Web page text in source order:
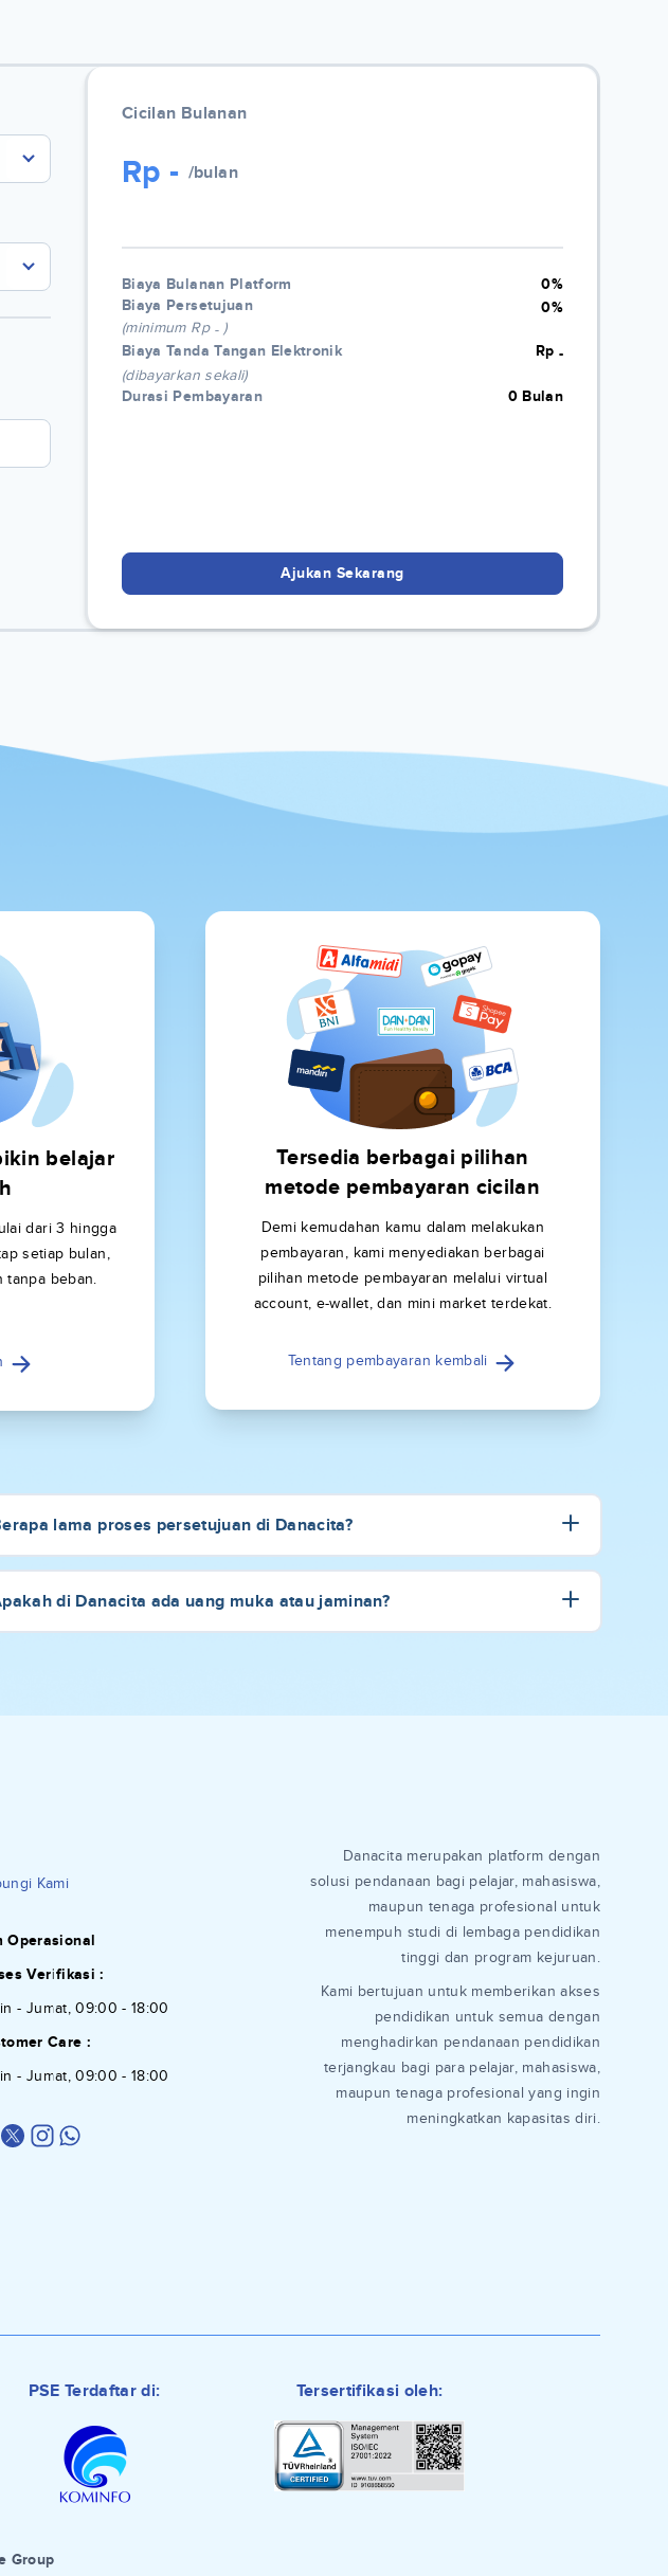
Cicilan Bulanan
Rp - /bulan
Biaya Bulanan Platform
0%
Biaya Persetujuan
(minimum Rp -)
0%
Biaya Tanda Tangan Elektronik
(dibayarkan sekali)
Rp -
Durasi Pembayaran 0 Bulan
Ajukan Sekarang
belajar
dari 3 hingga
setiap bulan,
tanpa beban.
Tersedia berbagai pilihan
metode pembayaran cicilan
Demi kemudahan kamu dalam melakukan
pembayaran, kami menyediakan berbagai
pilihan metode pembayaran melalui virtual
account, e-wallet, dan mini market terdekat.
Tentang pembayaran kembali
lama proses persetujuan di Danacita?
di Danacita ada uang muka atau jaminan?
Kami
Operasional
Verifikasi :
- Jumat, 09:00 - 18:00
Care :
- Jumat, 09:00 - 18:00
Danacita merupakan platform dengan
solusi pendanaan bagi pelajar, mahasiswa,
maupun tenaga profesional untuk
menempuh studi di lembaga pendidikan
tinggi dan program kejuruan.
Kami bertujuan untuk memberikan akses
pendidikan untuk semua dengan
menghadirkan pendanaan pendidikan
terjangkau bagi para pelajar, mahasiswa,
maupun tenaga profesional yang ingin
meningkatkan kapasitas diri.
PSE Terdaftar di: Tersertifikasi oleh:
Group